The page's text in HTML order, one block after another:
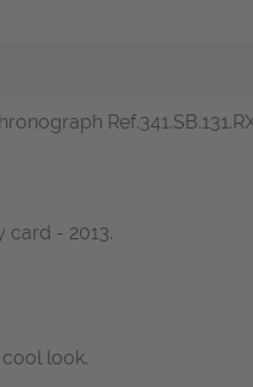
card - 2013.
look.